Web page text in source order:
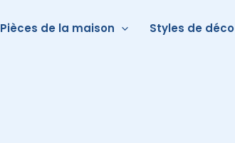
Pièces de la maison Styles de déco